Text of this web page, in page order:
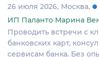
26 июля 2026 Москва
ИП Паланто Марина
Проводить встречи с
банковских карт,
сервисам банка. Без